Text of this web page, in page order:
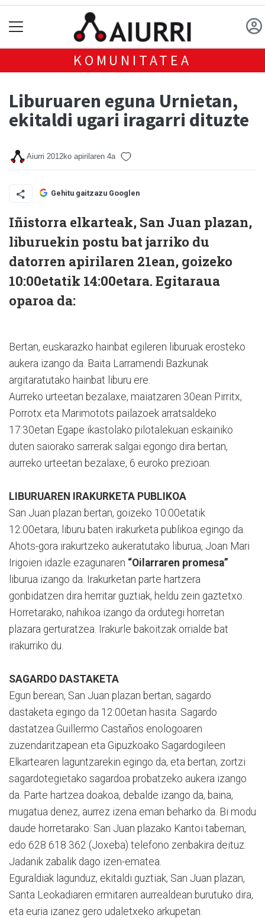
KOMUNITATEA
Liburuaren eguna Urnietan,
ekitaldi ugari iragarri dituzte
Aiurri 2012ko apirilaren 4a
Gehitu gaitzazu Googlen
Iñistorra elkarteak, San Juan plazan,
liburuekin postu bat jarriko du
datorren apirilaren 21ean, goizeko
10:00etatik 14:00etara. Egitaraua
oparoa da:
Bertan, euskarazko hainbat egileren liburuak erosteko
aukera izango da. Baita Larramendi Bazkunak
argitaratutako hainbat liburu ere.
Aurreko urteetan bezalaxe, maiatzaren 30ean Pirritx,
Porrotx eta Marimotots pailazoek arratsaldeko
17:30etan Egape ikastolako pilotalekuan eskainiko
duten saiorako sarrerak salgai egongo dira bertan,
aurreko urteetan bezalaxe, 6 euroko prezioan.
LIBURUAREN IRAKURKETA PUBLIKOA
San Juan plazan bertan, goizeko 10:00etatik
12:00etara, liburu baten irakurketa publikoa egingo da.
Ahots-gora irakurtzeko aukeratutako liburua, Joan Mari
Irigoien idazle ezagunaren “Oilarraren promesa”
liburua izango da. Irakurketan parte hartzera
gonbidatzen dira herritar guztiak, heldu zein gaztetxo.
Horretarako, nahikoa izango da ordutegi horretan
plazara gerturatzea. Irakurle bakoitzak orrialde bat
irakurriko du.
SAGARDO DASTAKETA
Egun berean, San Juan plazan bertan, sagardo
dastaketa egingo da 12:00etan hasita. Sagardo
dastatzea Guillermo Castaños enologoaren
zuzendaritzapean eta Gipuzkoako Sagardogileen
Elkartearen laguntzarekin egingo da, eta bertan, zortzi
sagardotegietako sagardoa probatzeko aukera izango
da. Parte hartzea doakoa, debalde izango da, baina,
mugatua denez, aurrez izena eman beharko da. Bi modu
daude horretarako: San Juan plazako Kantoi tabernan,
edo 628 618 362 (Joxeba) telefono zenbakira deituz.
Jadanik zabalik dago izen-ematea.
Eguraldiak lagunduz, ekitaldi guztiak, San Juan plazan,
Santa Leokadiaren ermitaren aurrealdean burutuko dira,
eta euria izanez gero udaletxeko arkupetan.